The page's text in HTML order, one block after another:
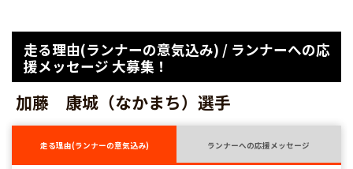
走る理由(ランナーの意気込み) / ランナーへの応
援メッセージ 大募集！
加藤 康城（なかまち）選手
走る理由(ランナーの意気込み) ランナーへの応援メッセージ